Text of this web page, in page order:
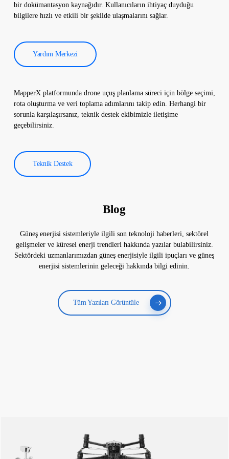
bir dokümantasyon kaynağıdır. Kullanıcıların ihtiyaç duyduğu
bilgilere hızlı ve etkili bir şekilde ulaşmalarını sağlar.
Yardım Merkezi
MapperX platformunda drone uçuş planlama süreci için bölge seçimi,
rota oluşturma ve veri toplama adımlarını takip edin. Herhangi bir
sorunla karşılaşırsanız, teknik destek ekibimizle iletişime
geçebilirsiniz.
Teknik Destek
Blog
Güneş enerjisi sistemleriyle ilgili son teknoloji haberleri, sektörel
gelişmeler ve küresel enerji trendleri hakkında yazılar bulabilirsiniz.
Sektördeki uzmanlarımızdan güneş enerjisiyle ilgili ipuçları ve güneş
enerjisi sistemlerinin geleceği hakkında bilgi edinin.
Tüm Yazıları Görüntüle